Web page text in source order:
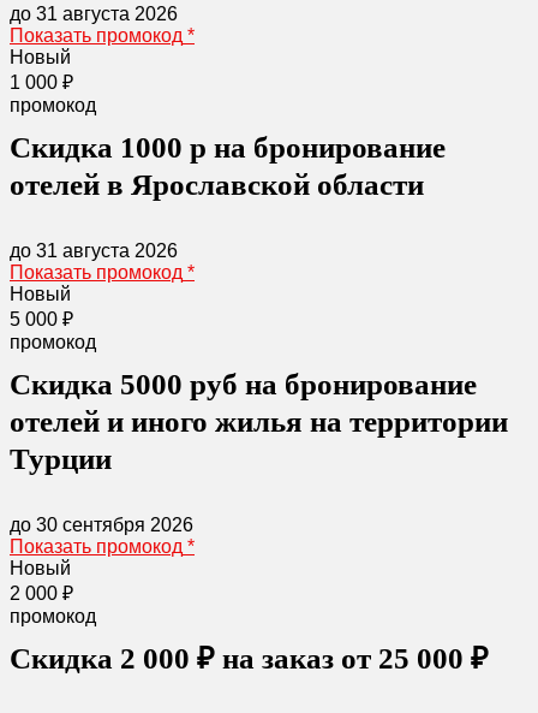
до 31 августа 2026
Показать промокод *
Новый
1 000 ₽
промокод
Скидка 1000 р на бронирование
отелей в Ярославской области
до 31 августа 2026
Показать промокод *
Новый
5 000 ₽
промокод
Скидка 5000 руб на бронирование
отелей и иного жилья на территории
Турции
до 30 сентября 2026
Показать промокод *
Новый
2 000 ₽
промокод
Скидка 2 000 ₽ на заказ от 25 000 ₽